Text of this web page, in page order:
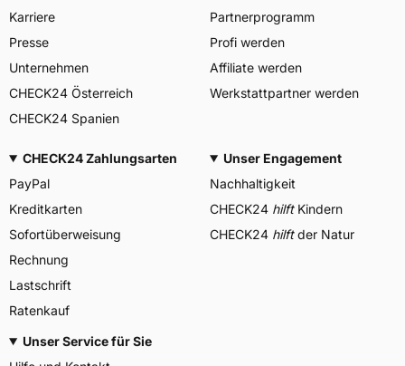
Karriere
Presse
Unternehmen
CHECK24 Österreich
CHECK24 Spanien
Partnerprogramm
Profi werden
Affiliate werden
Werkstattpartner werden
CHECK24 Zahlungsarten
PayPal
Kreditkarten
Sofortüberweisung
Rechnung
Lastschrift
Ratenkauf
Unser Engagement
Nachhaltigkeit
CHECK24 hilftKindern
CHECK24 hilftder Natur
Unser Service für Sie